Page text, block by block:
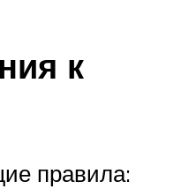
к
правила: